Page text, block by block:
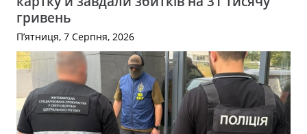
гривень
П’ятниця, 7 Серпня, 2026